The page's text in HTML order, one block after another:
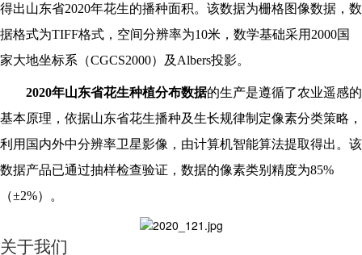
得出山东省2020年花生的播种面积。该数据为栅格图像数据，数
据格式为TIFF格式，空间分辨率为10米，数学基础采用2000国
家大地坐标系（CGCS2000）及Albers投影。
2020年山东省花生种植分布数据的生产是遵循了农业遥感的
基本原理，依据山东省花生播种及生长规律制定像素分类策略，
利用国内外中分辨率卫星影像，由计算机智能算法提取得出。该
数据产品已通过抽样检查验证，数据的像素类别精度为85%
（±2%）。
关于我们